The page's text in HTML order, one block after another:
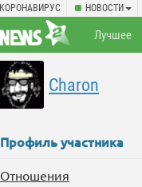
КОРОНАВИРУС НОВОСТИ
Лучшее
Charon
Профиль участника
Отношения